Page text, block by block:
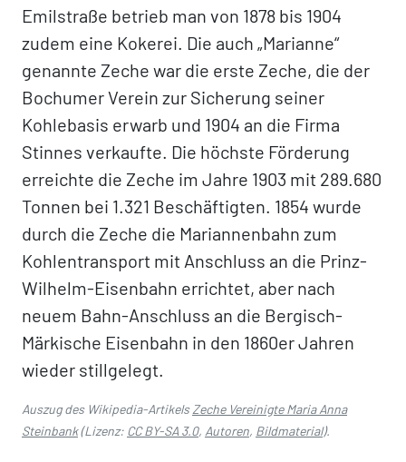
Emilstraße betrieb man von 1878 bis 1904
zudem eine Kokerei. Die auch „Marianne“
genannte Zeche war die erste Zeche, die der
Bochumer Verein zur Sicherung seiner
Kohlebasis erwarb und 1904 an die Firma
Stinnes verkaufte. Die höchste Förderung
erreichte die Zeche im Jahre 1903 mit 289.680
Tonnen bei 1.321 Beschäftigten. 1854 wurde
durch die Zeche die Mariannenbahn zum
Kohlentransport mit Anschluss an die Prinz-
Wilhelm-Eisenbahn errichtet, aber nach
neuem Bahn-Anschluss an die Bergisch-
Märkische Eisenbahn in den 1860er Jahren
wieder stillgelegt.
Auszug des Wikipedia-ArtikelsZeche Vereinigte Maria Anna
Steinbank(Lizenz: CC BY-SA 3.0, Autoren, Bildmaterial).